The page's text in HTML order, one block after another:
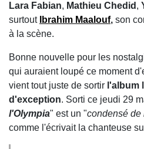
Lara Fabian, Mathieu Chedid ,
surtout Ibrahim Maalouf, son
à la scène.
Bonne nouvelle pour les
qui auraient loupé ce moment
vient tout juste de sortir l'album
d'exception. Sorti ce jeudi 29
l'Olympia" est un "condensé de
comme l'écrivait la chanteuse